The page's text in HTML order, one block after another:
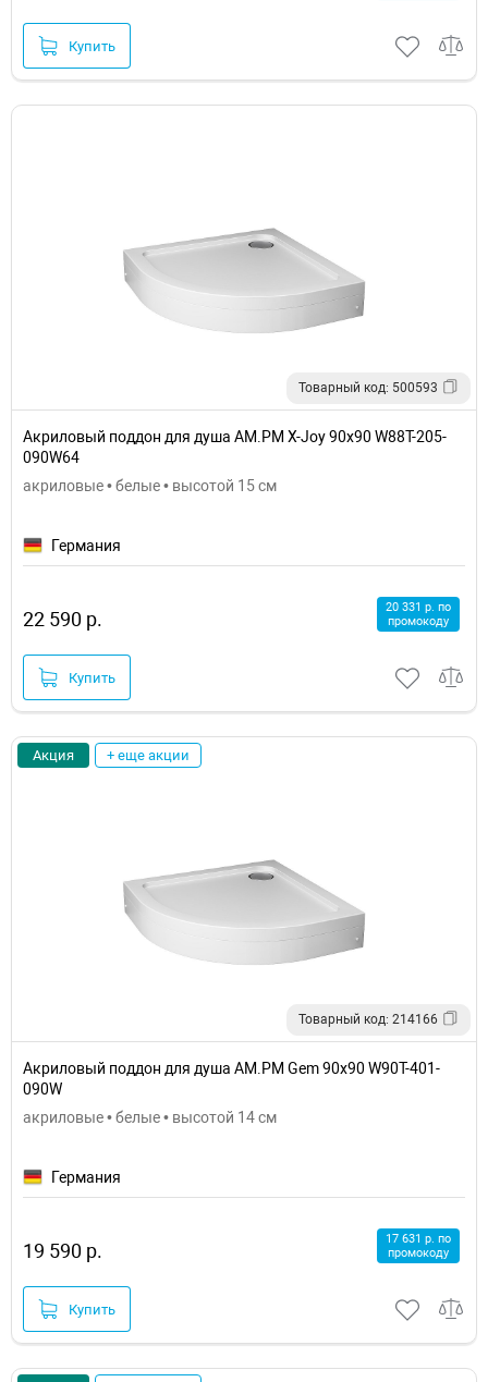
Купить
Товарный код: 500593
Акриловый поддон для душа AM.PM X-Joy 90x90 W88T-205-
090W64
акриловые • белые • высотой 15 см
Германия
22 590 р.
20 331 р. по
промокоду
Купить
Акция + еще акции
Товарный код: 214166
Акриловый поддон для душа AM.PM Gem 90x90 W90T-401-
090W
акриловые • белые • высотой 14 см
Германия
19 590 р.
17 631 р. по
промокоду
Купить